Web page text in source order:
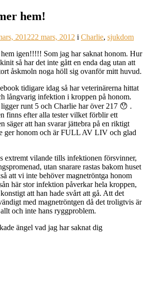
hem!
201222 mars, 2012 i Charlie, sjukdom
igen!!!!! Som jag har saknat honom. Hur
så har det inte gått en enda dag utan att
åskmoln noga höll sig ovanför mitt huvud.
tidigare idag så har veterinärerna hittat
långvarig infektion i kroppen på honom.
runt 5 och Charlie har över 217 😯 .
finns efter alla tester vilket förblir ett
säger att han svarar jättebra på en riktigt
ger honom och är FULL AV LIV och glad
extremt vilande tills infektionen försvinner,
utan snarare rastas bakom huset
att vi inte behöver magnetröntga honom
här stor infektion påverkar hela kroppen,
att han hade svårt att gå. Att det
med magnetröntgen då det troligtvis är
och inte hans ryggproblem.
ängel vad jag har saknat dig